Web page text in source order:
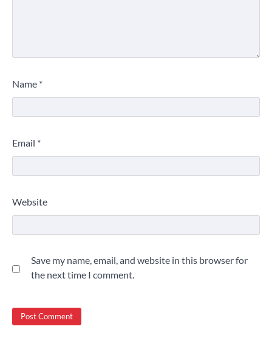
Name *
Email *
Website
Save my name, email, and website in this browser for
the next time I comment.